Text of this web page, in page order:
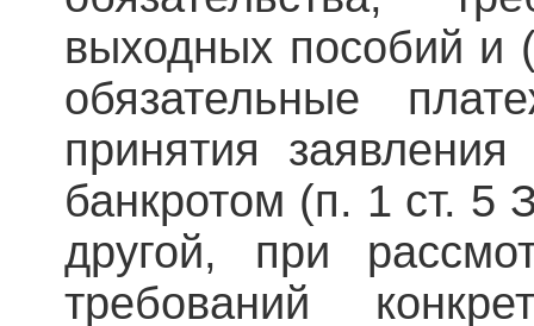
выходных пособий и
обязательные
принятия
банкротом (п. 1 ст. 5
другой, при
требований